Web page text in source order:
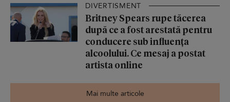
DIVERTISMENT
Britney Spears rupe tăcerea
după ce a fost arestată pentru
conducere sub influența
alcoolului. Ce mesaj a postat
artista online
Mai multe articole